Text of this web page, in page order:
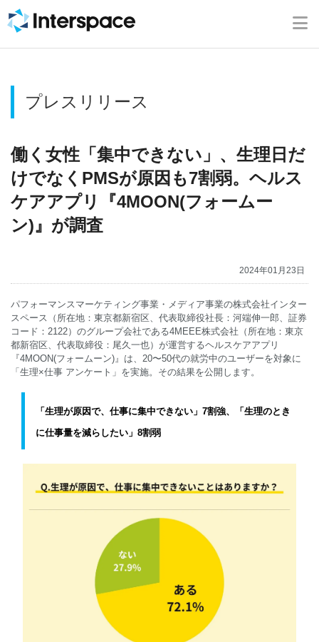
ホーム
事業内容
ニュース
IR情報
お問い合わせ
English
プレスリリース
働く女性「集中できない」、生理日だ
けでなくPMSが原因も7割弱。ヘルス
ケアアプリ『4MOON(フォームー
ン)』が調査
2024年01月23日
パフォーマンスマーケティング事業・メディア事業の株式会社インター
スペース（所在地：東京都新宿区、代表取締役社長：河端伸一郎、証券
コード：2122）のグループ会社である4MEEE株式会社（所在地：東京
都新宿区、代表取締役：尾久一也）が運営するヘルスケアアプリ
『4MOON(フォームーン)』は、20〜50代の就労中のユーザーを対象に
「生理×仕事 アンケート」を実施。その結果を公開します。
「生理が原因で、仕事に集中できない」7割強、「生理のとき
に仕事量を減らしたい」8割弱